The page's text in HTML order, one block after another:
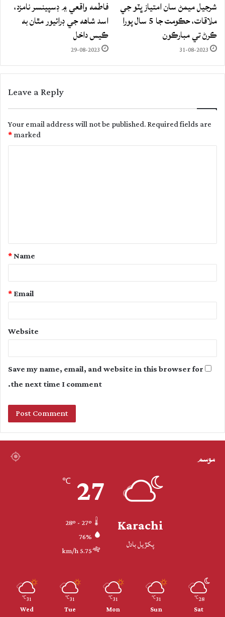
شرجيل ميمڻ سان امتياز ڀٽو جي
ملاقات، حڪومت جا 5 سال پورا
ڪرڻ تي مبارڪون
31-08-2023
فاطمه واقعي ۾ ڊسپينسر نامزد،
اسد شاهه جي ڊرائيور مٿان به
ڪيس داخل
29-08-2023
Leave a Reply
Your email address will not be published.Required fields are
marked
*
t
Name
*
Email
*
Website
Save my name, email, and website in this browser for
the next time I comment.
موسم
Karachi
پکڙيل بادل
27
℃
76%
5.75 km/h
28
℃
Sat
31
℃
Sun
31
℃
Mon
31
℃
Tue
31
℃
Wed